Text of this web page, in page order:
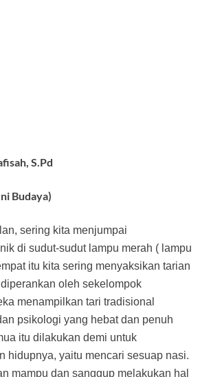
S.Pd
Budaya)
sering kita menjumpai
di sudut-sudut lampu merah ( lampu
itu kita sering menyaksikan tarian
oleh sekelompok
menampilkan tari tradisional
psikologi yang hebat dan penuh
itu dilakukan demi untuk
hidupnya, yaitu mencari sesuap nasi.
mampu dan sanggup melakukan hal